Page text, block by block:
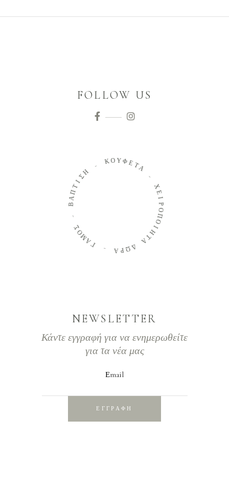
FOLLOW US
Γ
Α
Μ
Ο
Σ
Β
Α
Π
Τ
Ι
Σ
Η
Κ ΟΥΦΕΤΑ
Χ
Ε
Ι
Ρ
Ο
Π
Ο
Ι
Η
Τ
Α
Δ
Ω
Ρ
Α
NEWSLETTER
Κάντε εγγραφή για να ενημερωθείτε
για τα νέα μας
Εmail
ΕΓΓΡΑΦΗ